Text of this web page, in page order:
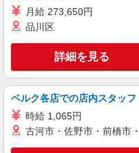
月給 273,650円
品川区
詳細を見る
ベルク各店での店内スタッフ
時給 1,065円
古河市・佐野市・前橋市